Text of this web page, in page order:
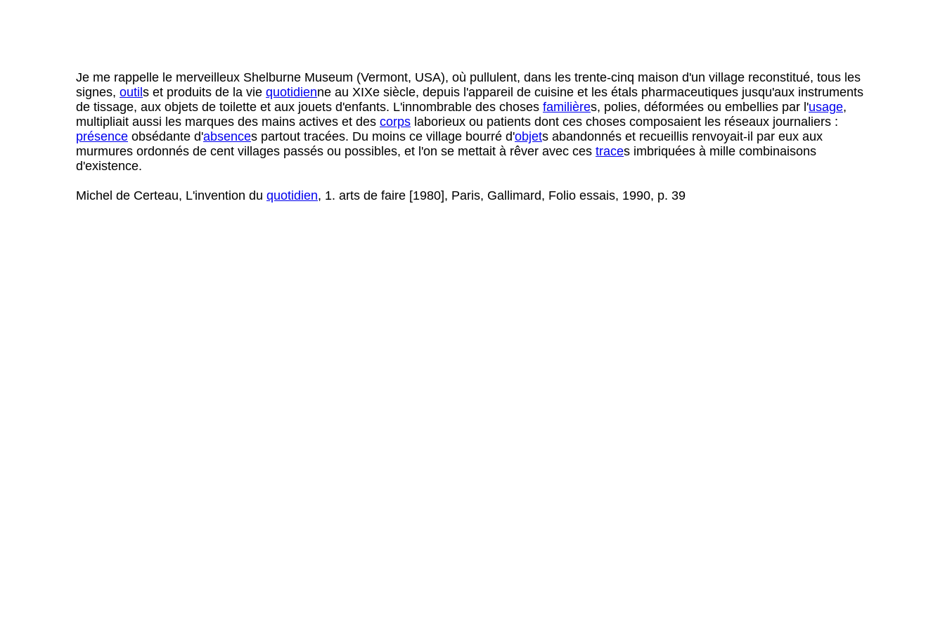
Je me rappelle le merveilleux Shelburne Museum (Vermont, USA), où pullulent, dans les trente-cinq maison d'un village reconstitué, tous les
signes, outil s et produits de la vie quotidienne au XIXe siècle, depuis l'appareil de cuisine et les étals pharmaceutiques jusqu'aux instruments
de tissage, aux objets de toilette et aux jouets d'enfants. L'innombrable des choses familières, polies, déformées ou embellies par l'usage,
multipliait aussi les marques des mains actives et des corps laborieux ou patients dont ces choses composaient les réseaux journaliers :
présence obsédante d'absences partout tracées. Du moins ce village bourré d'objets abandonnés et recueillis renvoyait-il par eux aux
murmures ordonnés de cent villages passés ou possibles, et l'on se mettait à rêver avec ces traces imbriquées à mille combinaisons
d'existence.
Michel de Certeau, L'invention du quotidien, 1. arts de faire [1980], Paris, Gallimard, Folio essais, 1990, p. 39